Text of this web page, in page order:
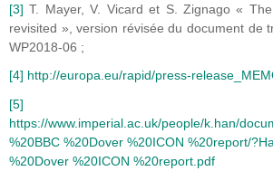
[3] T. Mayer, V. Vicard et S. Zignago «
revisited », version révisée du document de
WP2018-06 ;
[4] http://europa.eu/rapid/press-
[5]
https://www.imperial.ac.uk/people/k.han/
%20BBC %20Dover %20ICON %20report/
%20Dover %20ICON %20report.pdf